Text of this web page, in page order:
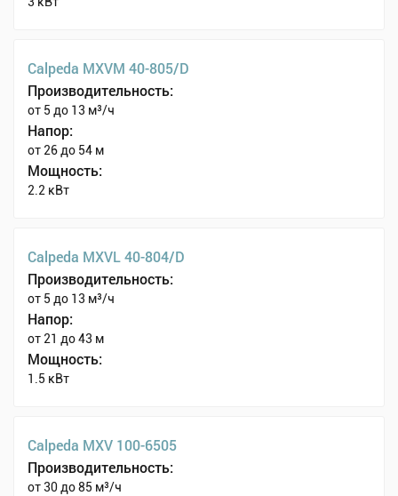
Calpeda MXVM 40-805/D
Производительность:
от 5 до 13 м³/ч
Напор:
от 26 до 54 м
Мощность:
2.2 кВт
Calpeda MXVL 40-804/D
Производительность:
от 5 до 13 м³/ч
Напор:
от 21 до 43 м
Мощность:
1.5 кВт
Calpeda MXV 100-6505
Производительность:
от 30 до 85 м³/ч